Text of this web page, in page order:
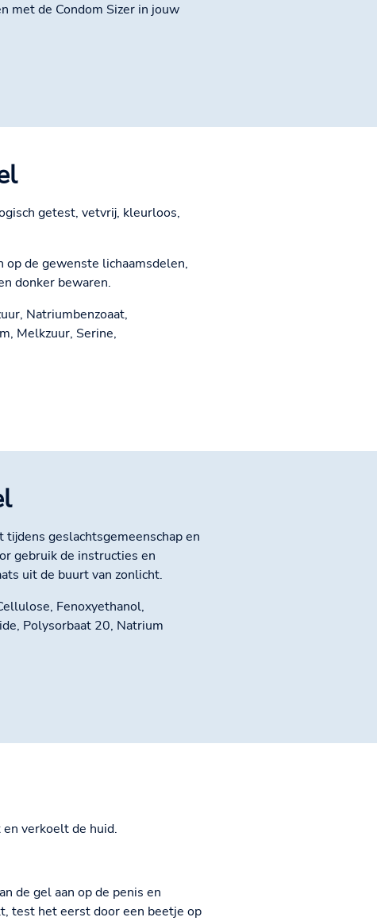
met de Condom Sizer in jouw
getest, vetvrij, kleurloos,
op de gewenste lichaamsdelen,
donker bewaren.
Natriumbenzoaat,
Melkzuur, Serine,
tijdens geslachtsgemeenschap en
gebruik de instructies en
uit de buurt van zonlicht.
Fenoxyethanol,
Polysorbaat 20, Natrium
verkoelt de huid.
de gel aan op de penis en
test het eerst door een beetje op